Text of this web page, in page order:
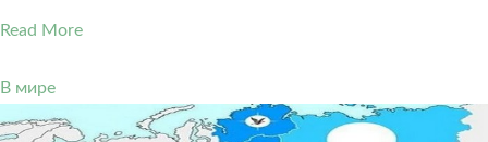
Read More
В мире